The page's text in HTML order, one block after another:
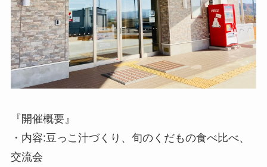
『開催概要』
・内容:豆っこ汁づくり、旬のくだもの食べ比べ、
交流会